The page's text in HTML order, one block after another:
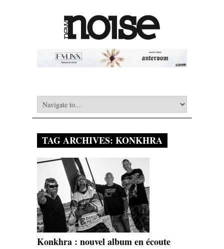
TAG ARCHIVES: KONKHRA
Konkhra : nouvel album en écoute